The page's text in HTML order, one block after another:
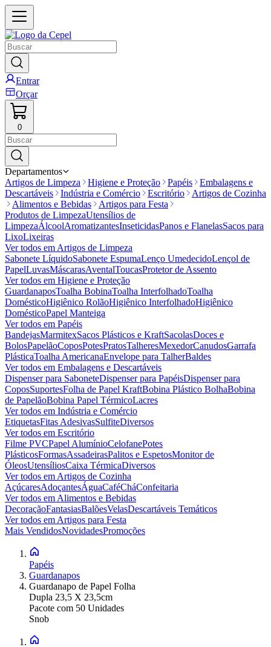
Entrar
Orçar
0
Departamentos
Artigos de Limpeza
Higiene e Proteção Papéis
Embalagens e
Descartáveis
Indústria e Comércio Escritório
Artigos de Cozinha
Alimentos e Bebidas
Artigos para Festa
Produtos de LimpezaUtensílios de
LimpezaÁlcoolAromatizantesInseticidasPanos e FlanelasSacos para
LixoLixeiras
Ver todos em Artigos de Limpeza
Sabonete LíquidoSabonete EspumaLenço UmedecidoLençol de
PapelLuvasMáscarasAventalToucasProtetor de Assento
Ver todos em Higiene e Proteção
GuardanaposToalha BobinaToalha InterfolhadoToalha
DomésticoHigiênico RolãoHigiênico InterfolhadoHigiênico
DomésticoPapel Manteiga
Ver todos em Papéis
BandejasMarmitexSacos Plásticos e KraftSacolasDoces e
BolosPapelãoCoposPotesPratosTalheresMexedorCanudosGarrafa
PlásticaToalha AmericanaEnvelope para TalherBaldes
Ver todos em Embalagens e Descartáveis
Dispenser para SaboneteDispenser para PapéisDispenser para
CoposSuportesFolha de Papel KraftBobina Plástico BolhaBobina
de PapelãoBobina Papel TérmicoLacres
Ver todos em Indústria e Comércio
EtiquetasFitas AdesivasSulfiteDiversos
Ver todos em Escritório
Filme PVCPapel AlumínioCelofanePotes
PlásticosFormasAssadeirasPalitos e EspetosMonitor de
ÓleosUtensíliosCaixa TérmicaDiversos
Ver todos em Artigos de Cozinha
AçúcaresAdoçantesÁguaCaféCháConfeitaria
Ver todos em Alimentos e Bebidas
DecoraçãoFantasiasBalõesVelasDescartáveis Temáticos
Ver todos em Artigos para Festa
Mais VendidosNovidadesPromoções
Papéis
Guardanapos
Guardanapo de Papel Folha
Dupla 23,5 X 23,5cm
Pacote com 50 Unidades
Snob